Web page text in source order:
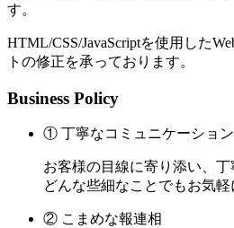
す。
HTML/CSS/JavaScriptを使用した
トの修正を承っております。
Business Policy
① 丁寧なコミュニケーション
お客様の目線に寄り添い、
どんな些細なことでもお気
② こまめな報連相